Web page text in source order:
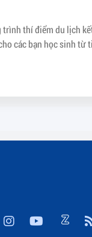
thí điểm du lịch
các bạn học sinh từ